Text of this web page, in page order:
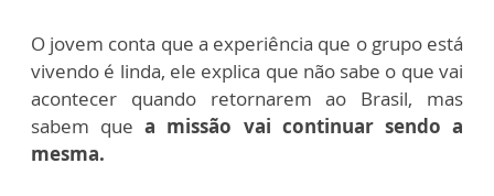
O jovem conta que a experiência que o grupo está
vivendo é linda, ele explica que não sabe o que vai
acontecer quando retornarem ao Brasil, mas
sabem quea missão vai continuar sendo a
mesma.